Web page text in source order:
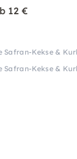
12 €
Safran-Kekse &
Safran-Kekse &